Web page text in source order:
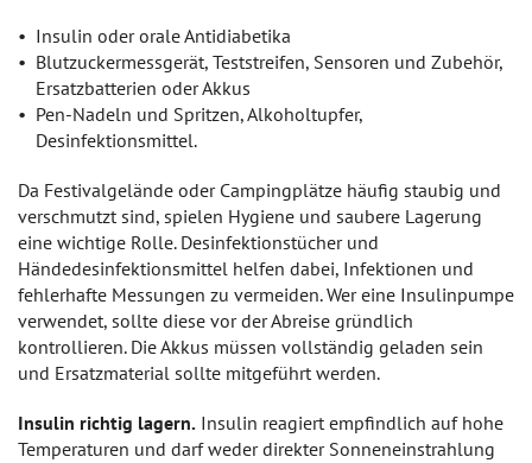
Insulin oder orale Antidiabetika
Blutzuckermessgerät, Teststreifen, Sensoren und Zubehör,
Ersatzbatterien oder Akkus
Pen-Nadeln und Spritzen, Alkoholtupfer,
Desinfektionsmittel.
Da Festivalgelände oder Campingplätze häufig staubig und
verschmutzt sind, spielen Hygiene und saubere Lagerung
eine wichtige Rolle. Desinfektionstücher und
Händedesinfektionsmittel helfen dabei, Infektionen und
fehlerhafte Messungen zu vermeiden. Wer eine Insulinpumpe
verwendet, sollte diese vor der Abreise gründlich
kontrollieren. Die Akkus müssen vollständig geladen sein
und Ersatzmaterial sollte mitgeführt werden.
Insulin richtig lagern. Insulin reagiert empfindlich auf hohe
Temperaturen und darf weder direkter Sonneneinstrahlung